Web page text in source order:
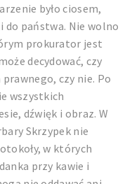
było ciosem,
do państwa. Nie wolno
prokurator jest
decydować, czy
czy nie. Po
wszystkich
dźwięk i obraz. W
Skrzypek nie
w których
przy kawie i